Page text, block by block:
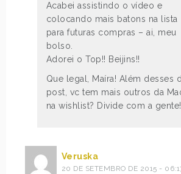
Acabei assistindo o vídeo e
colocando mais batons na lista
para futuras compras – ai, meu
bolso.
Adorei o Top!! Beijins!!
Que legal, Maíra! Além desses
post, vc tem mais outros da
na wishlist? Divide com a gente!
Veruska
20 DE SETEMBRO DE 2015 -